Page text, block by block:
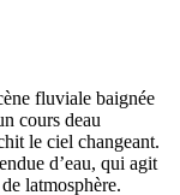
fluviale baignée
cours deau
le ciel changeant.
d’eau, qui agit
latmosphère.